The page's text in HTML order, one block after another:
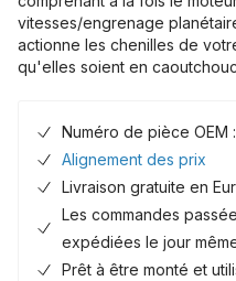
vitesses/engrenage
actionne les chenilles de
qu'elles soient en
Numéro de pièce OEM :
Alignement des prix
Livraison gratuite en
Les commandes
expédiées le jour
Prêt à être monté et